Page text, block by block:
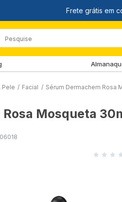
Pele / Facial / Sérum Dermachem Rosa
Mosqueta